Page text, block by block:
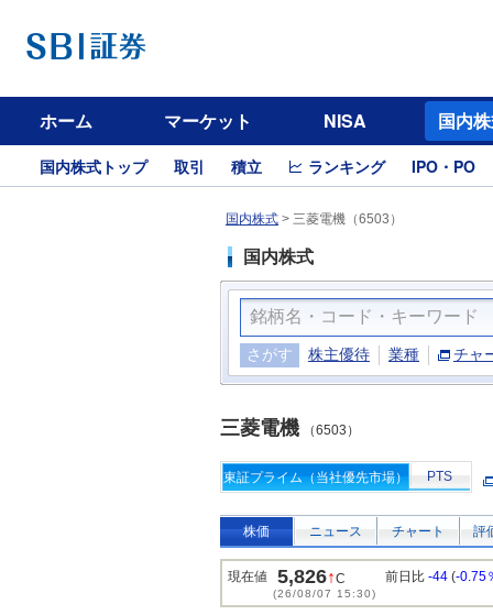
ホーム マーケット NISA 国内
国内株式トップ 取引 積立 ランキング IPO・PO
国内株式 > 三菱電機（6503）
国内株式
さがす 株主優待 業種 チャ
三菱電機 （6503）
東証プライム（当社優先市場） PTS
株価 ニュース チャート 評
現在値 5,826↑C
(26/08/07 15:30)
前日比 -44 (-0.75